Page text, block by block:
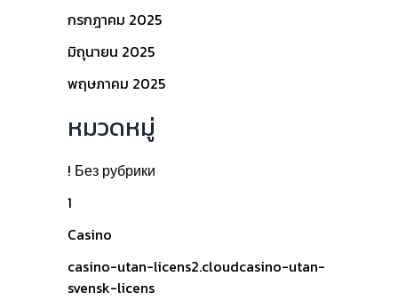
กรกฎาคม 2025
มิถุนายน 2025
พฤษภาคม 2025
หมวดหมู่
! Без рубрики
1
Casino
casino-utan-licens2.cloudcasino-utan-
svensk-licens